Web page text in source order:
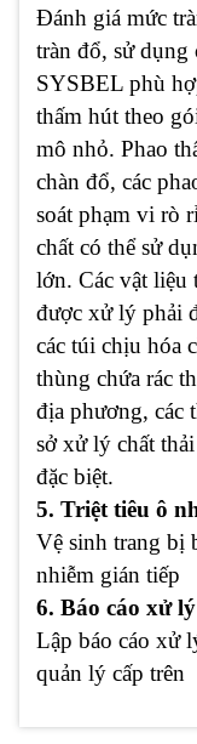
Đánh giá mức
tràn đổ, sử
SYSBEL phù
thấm hút theo
mô nhỏ. Phao
chàn đổ, các
soát phạm vi rò
chất có thể sử
lớn. Các vật liệu
được xử lý phải
các túi chịu hóa
thùng chứa rác
địa phương, các
sở xử lý chất
đặc biệt.
5. Triệt tiêu ô
Vệ sinh trang bị
nhiễm gián tiếp
6. Báo cáo xử
Lập báo cáo xử
quản lý cấp trên